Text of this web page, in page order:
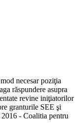
necesar poziţia
răspundere asupra
revine iniţiatorilor
granturile SEE şi
- Coalitia pentru